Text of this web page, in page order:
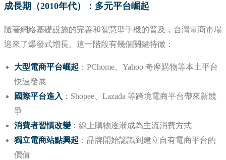
成長期（2010年代）：多元平台崛起
隨著網絡基礎設施的完善和智慧型手機的普及，台灣電商市場
迎來了爆發式增長。這一階段有幾個關鍵特徵：
大型電商平台崛起 ：PChome、Yahoo 奇摩購物等本土平台
快速發展
國際平台進入 ：Shopee、Lazada 等跨境電商平台帶來新競
爭
消費者習慣改變：線上購物逐漸成為主流消費方式
獨立電商站點興起 ：品牌開始認識到建立自有電商平台的
價值